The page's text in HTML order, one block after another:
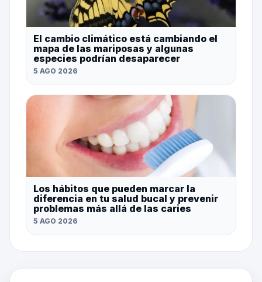
El cambio climático está cambiando el
mapa de las mariposas y algunas
especies podrían desaparecer
5 AGO 2026
Los hábitos que pueden marcar la
diferencia en tu salud bucal y prevenir
problemas más allá de las caries
5 AGO 2026